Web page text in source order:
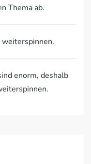
Thema ab.
weiterspinnen.
enorm, deshalb